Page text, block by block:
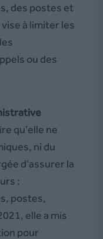
des postes et
à limiter les
ou des
qu’elle ne
ni du
d’assurer la
:
postes,
elle a mis
pour